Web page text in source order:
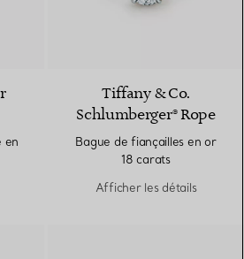
en
Tiffany & Co.
Schlumberger® Rope
Bague de fiançailles en or
18 carats
Afficher les détails